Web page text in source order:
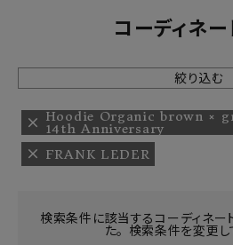
NEW ARRIVAL
ARCH EXCLUSIVE
BRAND
CATEGORY
コーディネー
絞り込む
Hoodie Organic brown ×
14th Anniversary
FRANK LEDER
検索条件に該当するコーディネー
た。 検索条件を変更し